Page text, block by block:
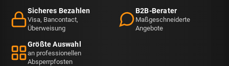
Sicheres Bezahlen
Visa, Bancontact,
Überweisung
B2B-Berater
Maßgeschneiderte
Angebote
Größte Auswahl
an professionellen
Absperrpfosten